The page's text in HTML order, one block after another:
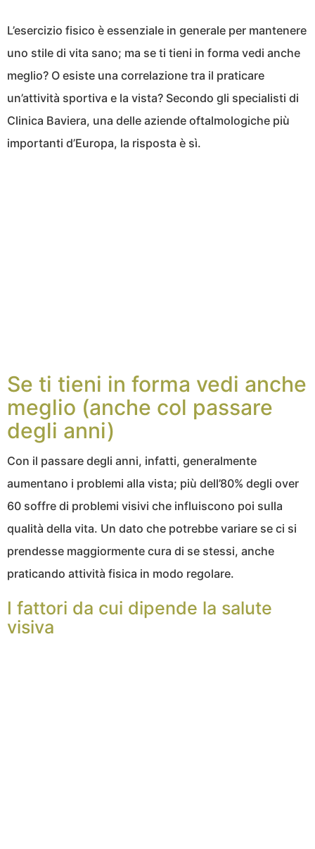
L’esercizio fisico è essenziale in generale per mantenere
uno stile di vita sano; ma se ti tieni in forma vedi anche
meglio? O esiste una correlazione tra il praticare
un’attività sportiva e la vista? Secondo gli specialisti di
Clinica Baviera, una delle aziende oftalmologiche più
importanti d’Europa, la risposta è sì.
Se ti tieni in forma vedi anche
meglio (anche col passare
degli anni)
Con il passare degli anni, infatti, generalmente
aumentano i problemi alla vista; più dell’80% degli over
60 soffre di problemi visivi che influiscono poi sulla
qualità della vita. Un dato che potrebbe variare se ci si
prendesse maggiormente cura di se stessi, anche
praticando attività fisica in modo regolare.
I fattori da cui dipende la salute
visiva